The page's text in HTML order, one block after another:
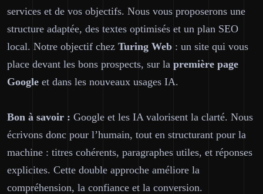
services et de vos objectifs. Nous vous proposerons une
structure adaptée, des textes optimisés et un plan SEO
local. Notre objectif chez Turing Web : un site qui vous
place devant les bons prospects, sur la première page
Google et dans les nouveaux usages IA.
Bon à savoir : Google et les IA valorisent la clarté. Nous
écrivons donc pour l’humain, tout en structurant pour la
machine : titres cohérents, paragraphes utiles, et réponses
explicites. Cette double approche améliore la
compréhension, la confiance et la conversion.